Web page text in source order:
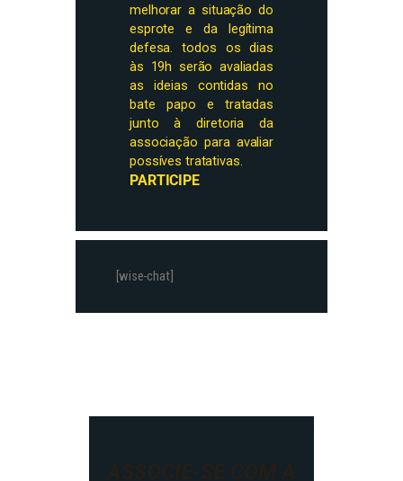
melhorar a situação do
esprote e da legítima
defesa. todos os dias
às 19h serão avaliadas
as ideias contidas no
bate papo e tratadas
junto à diretoria da
associação para avaliar
possíves tratativas.
PARTICIPE
[wise-chat]